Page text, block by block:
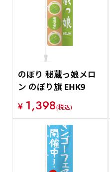
のぼり 秘蔵っ娘メロ
ン のぼり旗 EHK9
¥ 1,398(税込)